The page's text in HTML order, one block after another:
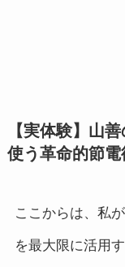
【実体験】山
使う革命的節電
ここからは、私
を最大限に活用